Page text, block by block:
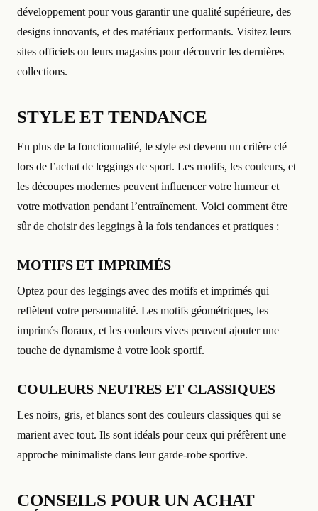
développement pour vous garantir une qualité supérieure, des
designs innovants, et des matériaux performants. Visitez leurs
sites officiels ou leurs magasins pour découvrir les dernières
collections.
STYLE ET TENDANCE
En plus de la fonctionnalité, le style est devenu un critère clé
lors de l’achat de leggings de sport. Les motifs, les couleurs, et
les découpes modernes peuvent influencer votre humeur et
votre motivation pendant l’entraînement. Voici comment être
sûr de choisir des leggings à la fois tendances et pratiques :
MOTIFS ET IMPRIMÉS
Optez pour des leggings avec des motifs et imprimés qui
reflètent votre personnalité. Les motifs géométriques, les
imprimés floraux, et les couleurs vives peuvent ajouter une
touche de dynamisme à votre look sportif.
COULEURS NEUTRES ET CLASSIQUES
Les noirs, gris, et blancs sont des couleurs classiques qui se
marient avec tout. Ils sont idéals pour ceux qui préfèrent une
approche minimaliste dans leur garde-robe sportive.
CONSEILS POUR UN ACHAT